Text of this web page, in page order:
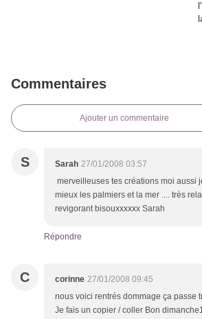
Commentaires
Ajouter un commentaire
S Sarah 27/01/2008 03:57
merveilleuses tes créations moi aussi
mieux les palmiers et la mer .... très
revigorant bisouxxxxxx Sarah
Répondre
C corinne 27/01/2008 09:45
nous voici rentrés dommage ça passe
Je fais un copier / coller Bon